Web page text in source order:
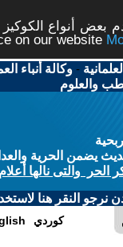
أنواع
on our website
-وكالة أنباء
والعلوم
الحرية
والتى نالها
النقر هنا
كوردي